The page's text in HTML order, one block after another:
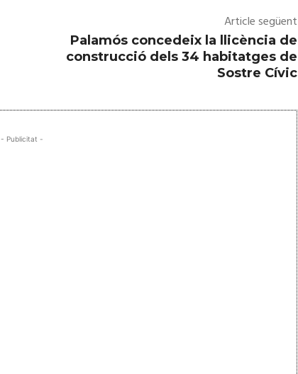
Article següent
Palamós concedeix la llicència de
construcció dels 34 habitatges de
Sostre Cívic
- Publicitat -